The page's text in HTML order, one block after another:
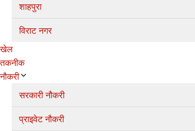
शाहपुरा
विराट नगर
खेल
तकनीक
नौकरी
सरकारी नौकरी
प्राइवेट नौकरी